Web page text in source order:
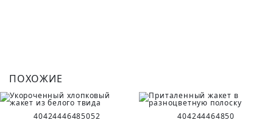
ПОХОЖИЕ
40424446485052 404244464850